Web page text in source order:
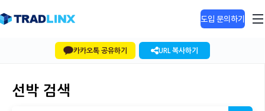
도입 문의하기
카카오톡 공유하기 URL 복사하기
선박 검색